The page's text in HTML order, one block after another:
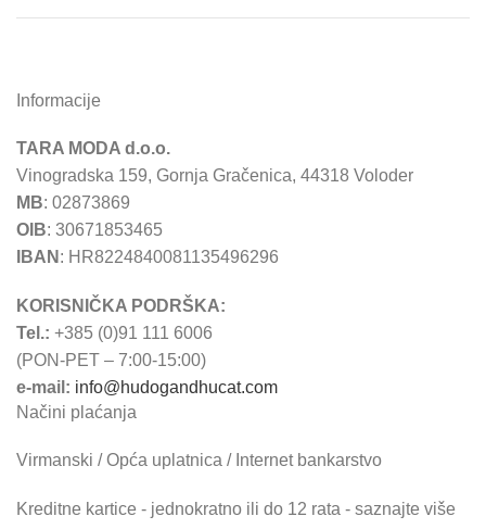
Informacije
TARA MODA d.o.o.
Vinogradska 159, Gornja Gračenica, 44318 Voloder
MB: 02873869
OIB: 30671853465
IBAN : HR8224840081135496296
KORISNIČKA PODRŠKA:
Tel.: +385 (0)91 111 6006
(PON-PET – 7:00-15:00)
e-mail: info@hudogandhucat.com
Načini plaćanja
Virmanski / Opća uplatnica / Internet bankarstvo
Kreditne kartice - jednokratno ili do 12 rata - saznajte više